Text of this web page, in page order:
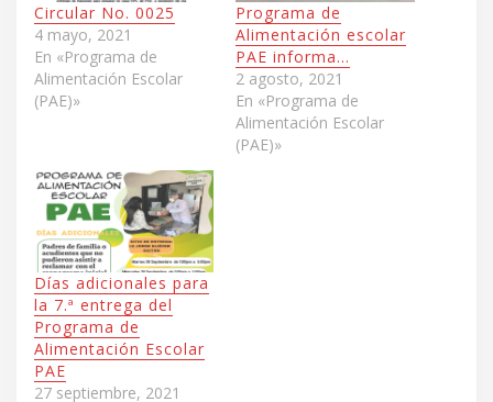
Circular No. 0025
4 mayo, 2021
En «Programa de
Alimentación Escolar
(PAE)»
Programa de
Alimentación escolar
PAE informa…
2 agosto, 2021
En «Programa de
Alimentación Escolar
(PAE)»
Días adicionales para
la 7.ª entrega del
Programa de
Alimentación Escolar
PAE
27 septiembre, 2021